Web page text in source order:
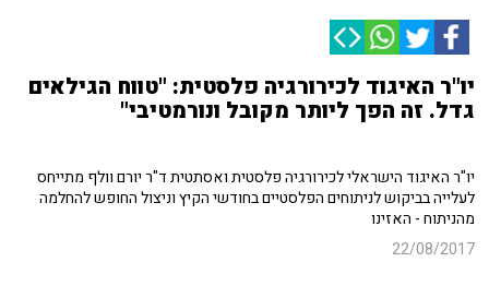
יו"ר האיגוד לכירורגיה פלסטית: "טווח הגילאים
גדל. זה הפך ליותר מקובל ונורמטיבי"
יו"ר האיגוד הישראלי לכירורגיה פלסטית ואסתטית ד"ר יורם וולף מתייחס
לעלייה בביקוש לניתוחים הפלסטיים בחודשי הקיץ וניצול החופש להחלמה
מהניתוח - האזינו
22/08/2017